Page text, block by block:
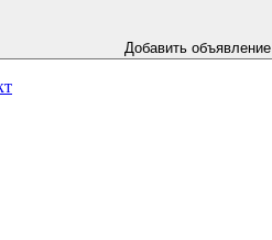
Добавить объявление